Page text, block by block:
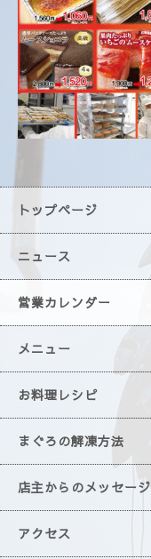
トップページ
ニュース
営業カレンダー
メニュー
お料理レシピ
まぐろの解凍方法
店主からのメッセージ
アクセス